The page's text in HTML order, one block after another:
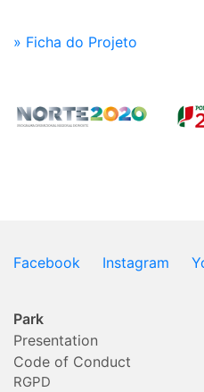
» Ficha do Projeto
Facebook Instagram
Park
Presentation
Code of Conduct
RGPD